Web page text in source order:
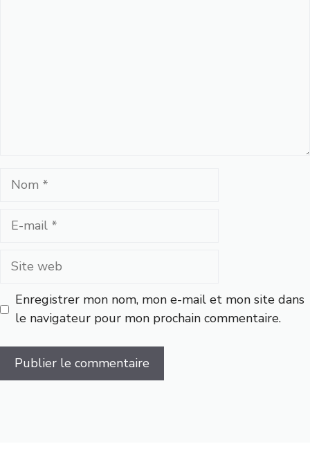
Nom
Site
Enregistrer mon nom, mon e-mail et mon site dans
le navigateur pour mon prochain commentaire.